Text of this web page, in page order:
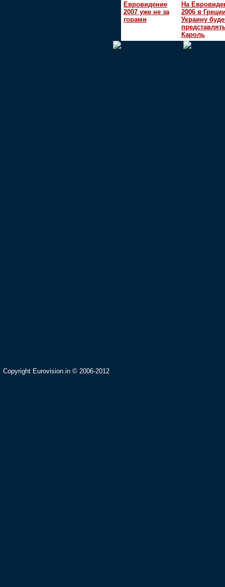
Евровидение
2007 уже не за
горами
На
2006 в
Украину
Кароль
Copyright Eurovision.in © 2006-2012